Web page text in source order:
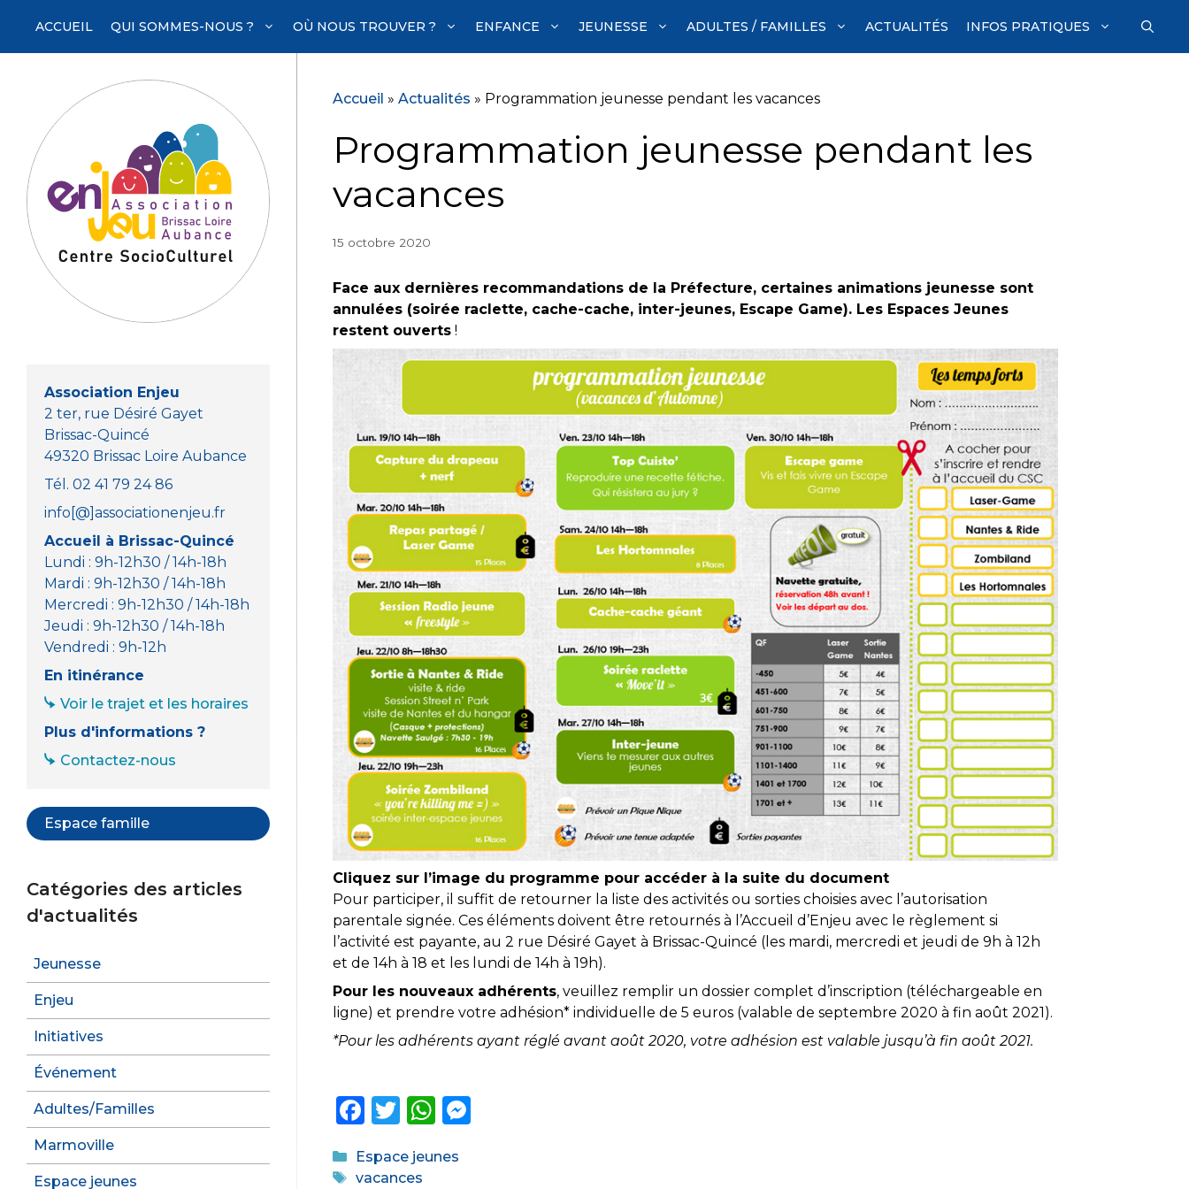
contenu
ACCUEIL QUI SOMMES-NOUS ? OÙ NOUS TROUVER ? ENFANCE JEUNESSE ADULTES / FAMILLES ACTUALITÉS INFOS PRATIQUES
Accueil » Actualités » Programmation jeunesse pendant les vacances
Programmation jeunesse pendant les
vacances
15 octobre 2020
Face aux dernières recommandations de la Préfecture, certaines animations jeunesse sont
annulées (soirée raclette, cache-cache, inter-jeunes, Escape Game). Les Espaces Jeunes
restent ouverts !
Cliquez sur l’image du programme pour accéder à la suite du document
Pour participer, il suffit de retourner la liste des activités ou sorties choisies avec l’autorisation
parentale signée. Ces éléments doivent être retournés à l’Accueil d’Enjeu avec le règlement si
l’activité est payante, au 2 rue Désiré Gayet à Brissac-Quincé (les mardi, mercredi et jeudi de 9h à 12h
et de 14h à 18 et les lundi de 14h à 19h).
Pour les nouveaux adhérents, veuillez remplir un dossier complet d’inscription (téléchargeable en
ligne) et prendre votre adhésion* individuelle de 5 euros (valable de septembre 2020 à fin août 2021).
*Pour les adhérents ayant réglé avant août 2020, votre adhésion est valable jusqu’à fin août 2021.
F
c
T
it
W
a
Catégories
Espace jeunes
Étiquettes
vacances
Association Enjeu
2 ter, rue Désiré Gayet
Brissac-Quincé
49320 Brissac Loire Aubance
Tél. 02 41 79 24 86
info[@]associationenjeu.fr
Accueil à Brissac-Quincé
Lundi : 9h-12h30 / 14h-18h
Mardi : 9h-12h30 / 14h-18h
Mercredi : 9h-12h30 / 14h-18h
Jeudi : 9h-12h30 / 14h-18h
Vendredi : 9h-12h
En itinérance
Voir le trajet et les horaires
Plus d'informations ?
Contactez-nous
Espace famille
Catégories des articles
d'actualités
Jeunesse
Enjeu
Initiatives
Événement
Adultes/Familles
Marmoville
Espace jeunes